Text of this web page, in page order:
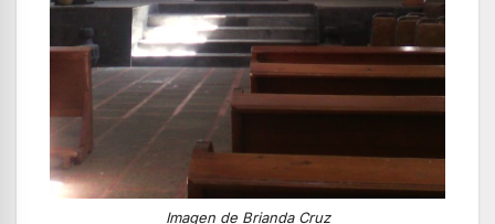
Imagen de Brianda Cruz